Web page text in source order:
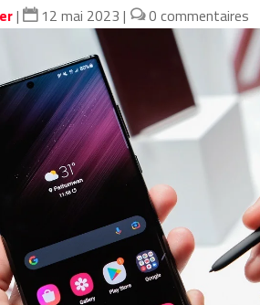
| 12 mai 2023 | 0 commentaires